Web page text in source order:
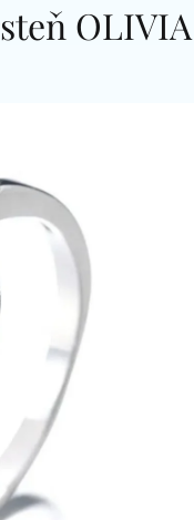
OLIVIA